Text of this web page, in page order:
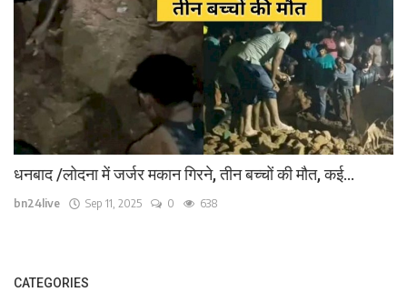
धनबाद /लोदना में जर्जर मकान गिरने, तीन बच्चों की मौत, कई...
bn24live Sep 11, 2025 0 638
CATEGORIES